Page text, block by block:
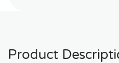
Product